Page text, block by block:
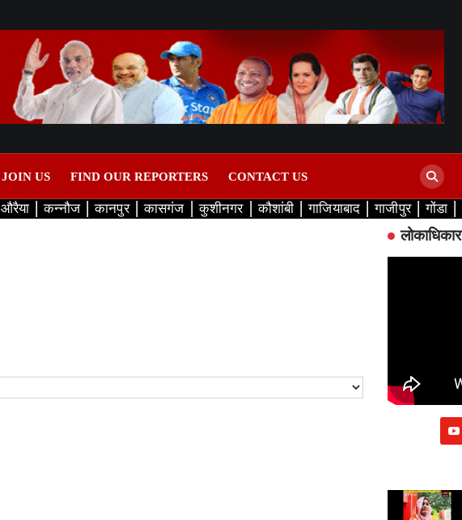
JOIN US FIND OUR REPORTERS CONTACT US
औरैया कन्नौज कानपुर कासगंज कुशीनगर कौशांबी गाजियाबाद गाजीपुर गोंडा